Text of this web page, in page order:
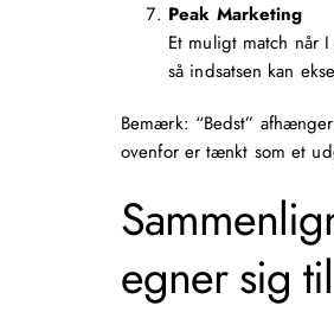
Peak Marketing
Et muligt match når
så indsatsen kan
Bemærk: “Bedst”
ovenfor er tænkt som et
egner sig til